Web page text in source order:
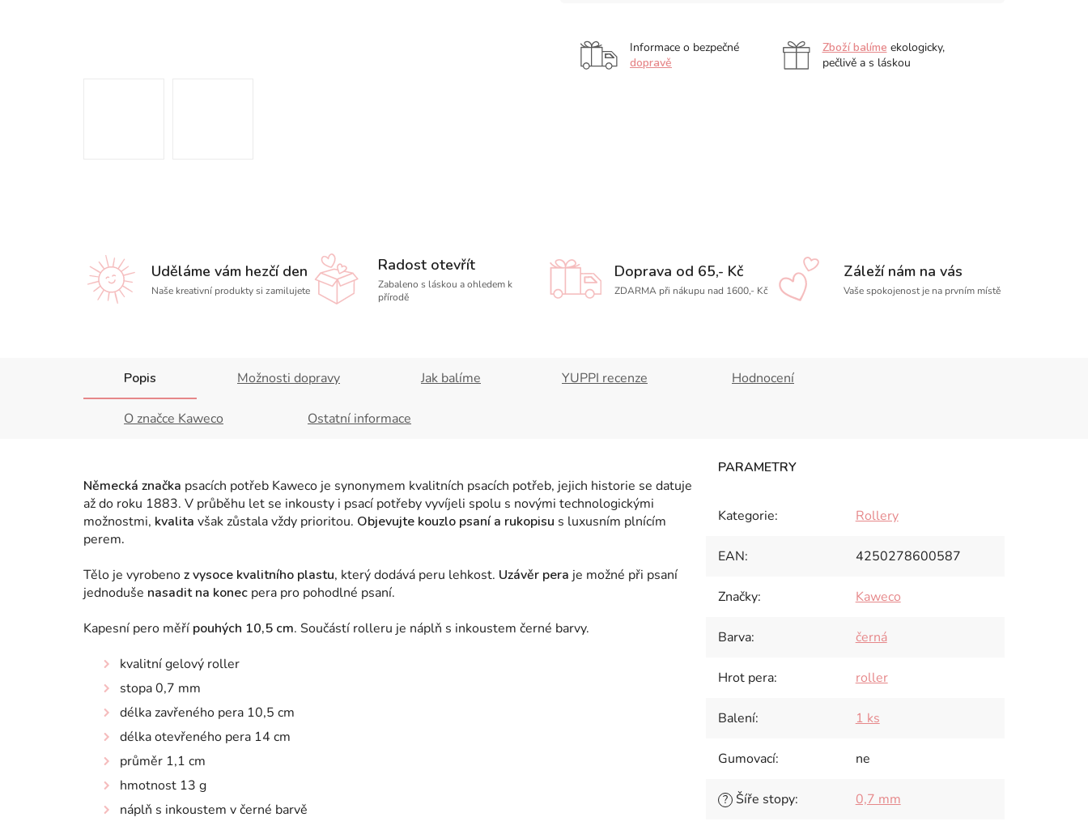
Informace o bezpečné
dopravě
Zboží balíme ekologicky,
pečlivě a s láskou
Uděláme vám hezčí den
Naše kreativní produkty si zamilujete
Radost otevřít
Zabaleno s láskou a ohledem k
přírodě
Doprava od 65,- Kč
ZDARMA při nákupu nad 1600,- Kč
Záleží nám na vás
Vaše spokojenost je na prvním místě
Popis Možnosti dopravy Jak balíme YUPPI recenze Hodnocení
O značce Kaweco Ostatní informace
Německá značka psacích potřeb Kaweco je synonymem kvalitních psacích potřeb, jejich historie se datuje
až do roku 1883. V průběhu let se inkousty i psací potřeby vyvíjeli spolu s novými technologickými
možnostmi, kvalita však zůstala vždy prioritou. Objevujte kouzlo psaní a rukopisu s luxusním plnícím
perem.
Tělo je vyrobenoz vysoce kvalitního plastu, který dodává peru lehkost. Uzávěr pera je možné při psaní
jednoduše nasadit na konec pera pro pohodlné psaní.
Kapesní pero měří pouhých 10,5 cm. Součástí rolleru je náplň s inkoustem černé barvy.
kvalitní gelový roller
stopa 0,7 mm
délka zavřeného pera 10,5 cm
délka otevřeného pera 14 cm
průměr 1,1 cm
hmotnost 13 g
náplň s inkoustem v černé barvě
Kategorie: Rollery
EAN: 4250278600587
Značky: Kaweco
Barva: černá
Hrot pera: roller
Balení: 1 ks
Gumovací: ne
? Šíře stopy: 0,7 mm